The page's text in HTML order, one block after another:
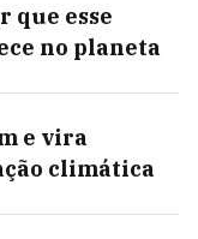
que esse
no planeta
e vira
climática